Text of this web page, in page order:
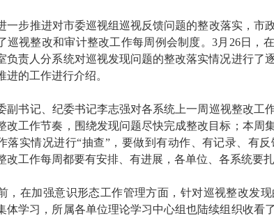
步推进对市委巡视组巡视反馈问题的整改落实，市
巡视整改和审计整改工作每周例会制度。3月26日，
负责人分系统对巡视发现问题的整改落实情况进行了
进的工作进行介绍。
书记、纪委书记李志强对各系统上一周巡视整改工
改工作节奏，围绕发现问题尽快完成整改目标；本周
落实情况进行“抽查”，要做到有动作、有记录、有
改工作每周都要有安排、有进展，各单位、各系统要
，在加强意识形态工作管理方面，针对巡视整改发
体学习，所属各单位理论学习中心组也陆续组织收看